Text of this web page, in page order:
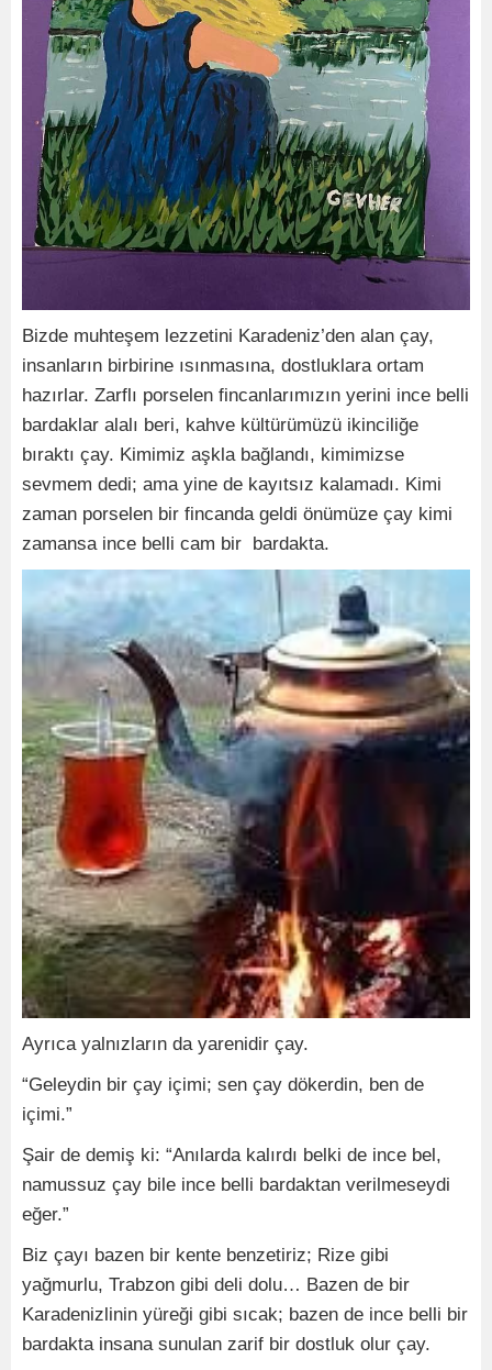
Bizde muhteşem lezzetini Karadeniz’den alan çay,
insanların birbirine ısınmasına, dostluklara ortam
hazırlar. Zarflı porselen fincanlarımızın yerini ince belli
bardaklar alalı beri, kahve kültürümüzü ikinciliğe
bıraktı çay. Kimimiz aşkla bağlandı, kimimizse
sevmem dedi; ama yine de kayıtsız kalamadı. Kimi
zaman porselen bir fincanda geldi önümüze çay kimi
zamansa ince belli cam bir bardakta.
Ayrıca yalnızların da yarenidir çay.
“Geleydin bir çay içimi; sen çay dökerdin, ben de
içimi.”
Şair de demiş ki: “Anılarda kalırdı belki de ince bel,
namussuz çay bile ince belli bardaktan verilmeseydi
eğer.”
Biz çayı bazen bir kente benzetiriz; Rize gibi
yağmurlu, Trabzon gibi deli dolu… Bazen de bir
Karadenizlinin yüreği gibi sıcak; bazen de ince belli bir
bardakta insana sunulan zarif bir dostluk olur çay.